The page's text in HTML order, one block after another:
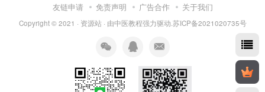
友链申请 免责声明 广告合作 关于我们
Copyright © 2021 · 资源站· 由中医教程强力驱动.苏ICP备2021020735号